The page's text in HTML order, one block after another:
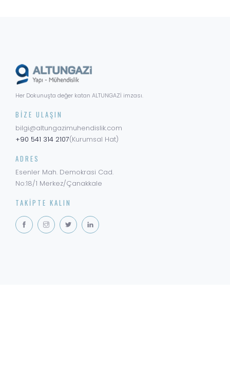
Her Dokunuşta değer katan ALTUNGAZİ imzası.
BIZE ULAŞIN
bilgi@altungazimuhendislik.com
+90 541 314 2107(Kurumsal Hat)
ADRES
Esenler Mah. Demokrasi Cad.
No:18/1 Merkez/Çanakkale
TAKIPTE KALIN